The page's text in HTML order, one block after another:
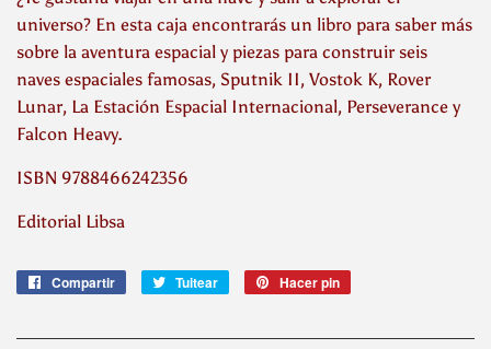
universo? En esta caja encontrarás un libro para saber más
sobre la aventura espacial y piezas para construir seis
naves espaciales famosas, Sputnik II, Vostok K, Rover
Lunar, La Estación Espacial Internacional, Perseverance y
Falcon Heavy.
ISBN 9788466242356
Editorial Libsa
Compartir
CompartirTuitear
Tuitear Hacer pin